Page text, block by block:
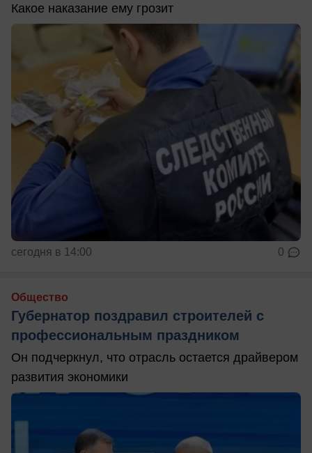
Какое наказание ему грозит
сегодня в 14:00 0
Общество
Губернатор поздравил строителей с
профессиональным праздником
Он подчеркнул, что отрасль остается драйвером
развития экономики